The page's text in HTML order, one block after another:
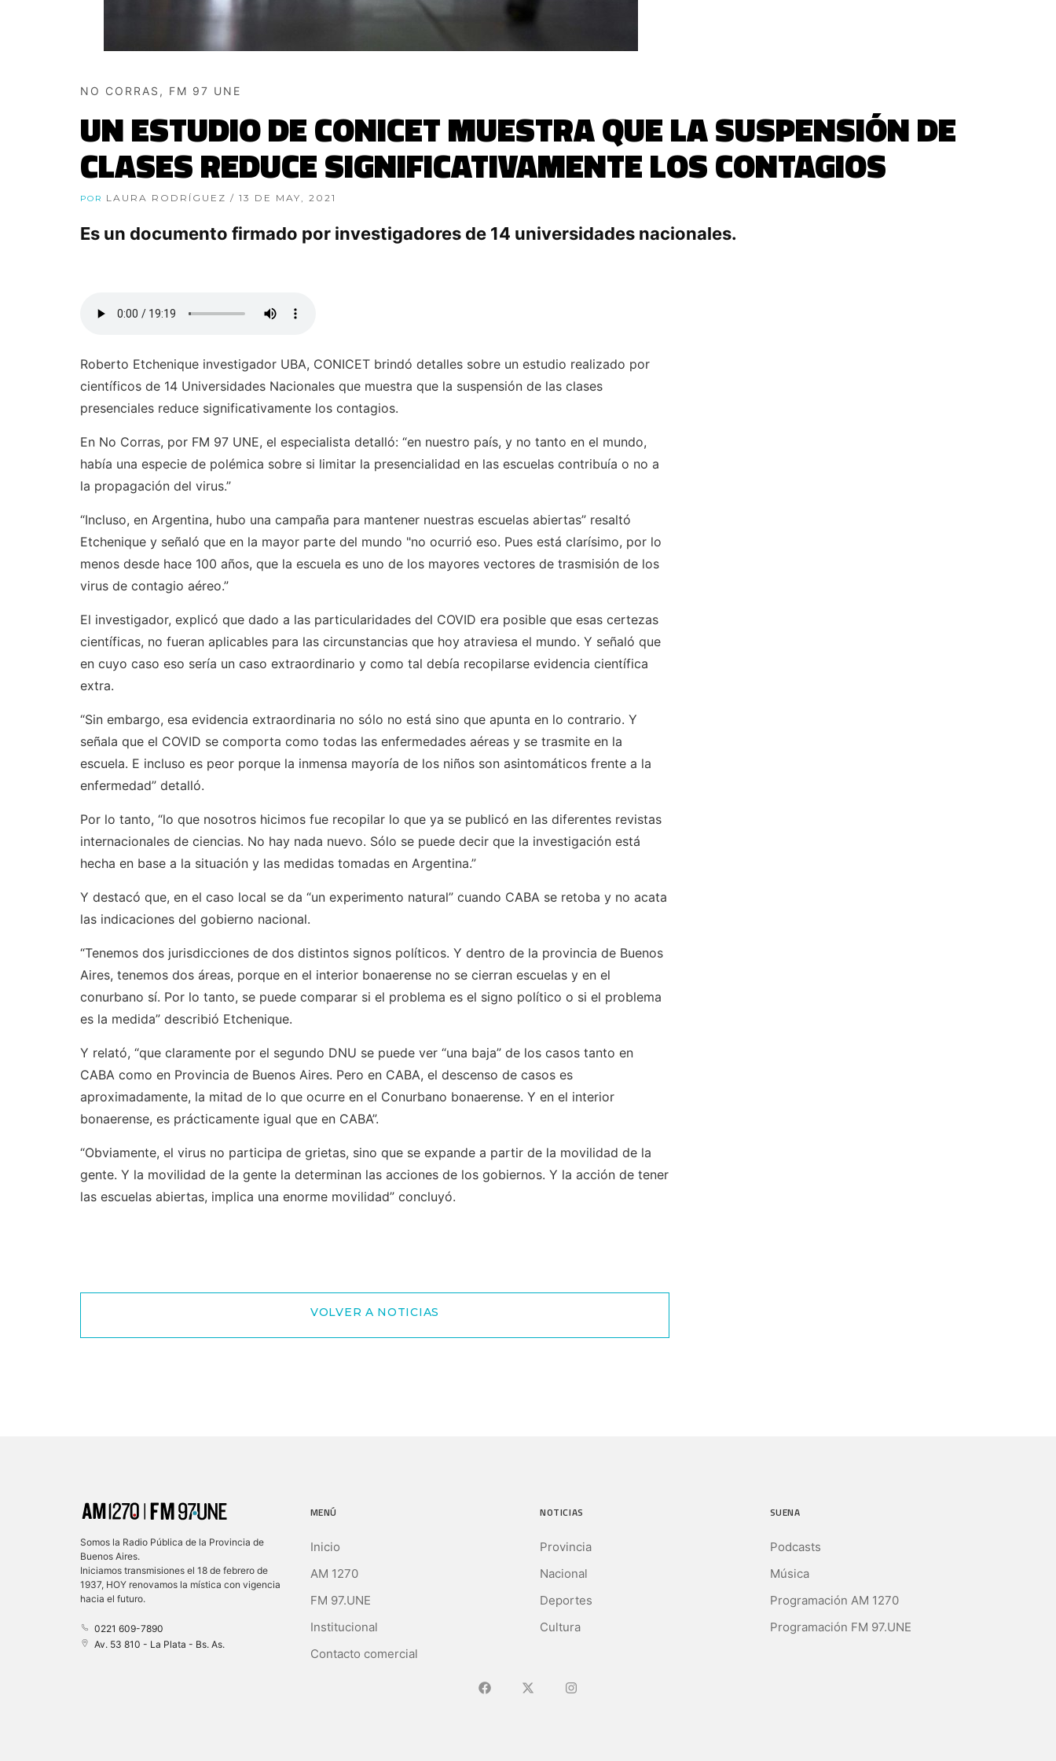
NO CORRAS, FM 97 UNE
UN ESTUDIO DE CONICET MUESTRA QUE LA SUSPENSIÓN DE
CLASES REDUCE SIGNIFICATIVAMENTE LOS CONTAGIOS
POR LAURA RODRÍGUEZ / 13 DE MAY, 2021
Es un documento firmado por investigadores de 14 universidades nacionales.
Roberto Etchenique investigador UBA, CONICET brindó detalles sobre un estudio realizado por
científicos de 14 Universidades Nacionales que muestra que la suspensión de las clases
presenciales reduce significativamente los contagios.
En No Corras, por FM 97 UNE, el especialista detalló: “en nuestro país, y no tanto en el mundo,
había una especie de polémica sobre si limitar la presencialidad en las escuelas contribuía o no a
la propagación del virus.”
“Incluso, en Argentina, hubo una campaña para mantener nuestras escuelas abiertas” resaltó
Etchenique y señaló que en la mayor parte del mundo "no ocurrió eso. Pues está clarísimo, por lo
menos desde hace 100 años, que la escuela es uno de los mayores vectores de trasmisión de los
virus de contagio aéreo.”
El investigador, explicó que dado a las particularidades del COVID era posible que esas certezas
científicas, no fueran aplicables para las circunstancias que hoy atraviesa el mundo. Y señaló que
en cuyo caso eso sería un caso extraordinario y como tal debía recopilarse evidencia científica
extra.
“Sin embargo, esa evidencia extraordinaria no sólo no está sino que apunta en lo contrario. Y
señala que el COVID se comporta como todas las enfermedades aéreas y se trasmite en la
escuela. E incluso es peor porque la inmensa mayoría de los niños son asintomáticos frente a la
enfermedad” detalló.
Por lo tanto, “lo que nosotros hicimos fue recopilar lo que ya se publicó en las diferentes revistas
internacionales de ciencias. No hay nada nuevo. Sólo se puede decir que la investigación está
hecha en base a la situación y las medidas tomadas en Argentina.”
Y destacó que, en el caso local se da “un experimento natural” cuando CABA se retoba y no acata
las indicaciones del gobierno nacional.
“Tenemos dos jurisdicciones de dos distintos signos políticos. Y dentro de la provincia de Buenos
Aires, tenemos dos áreas, porque en el interior bonaerense no se cierran escuelas y en el
conurbano sí. Por lo tanto, se puede comparar si el problema es el signo político o si el problema
es la medida” describió Etchenique.
Y relató, “que claramente por el segundo DNU se puede ver “una baja” de los casos tanto en
CABA como en Provincia de Buenos Aires. Pero en CABA, el descenso de casos es
aproximadamente, la mitad de lo que ocurre en el Conurbano bonaerense. Y en el interior
bonaerense, es prácticamente igual que en CABA”.
“Obviamente, el virus no participa de grietas, sino que se expande a partir de la movilidad de la
gente. Y la movilidad de la gente la determinan las acciones de los gobiernos. Y la acción de tener
las escuelas abiertas, implica una enorme movilidad” concluyó.
VOLVER A NOTICIAS
Somos la Radio Pública de la Provincia de
Buenos Aires.
Iniciamos transmisiones el 18 de febrero de
1937, HOY renovamos la mística con vigencia
hacia el futuro.
0221 609-7890
Av. 53 810 - La Plata - Bs. As.
MENÚ
Inicio
AM 1270
FM 97.UNE
Institucional
Contacto comercial
NOTICIAS
Provincia
Nacional
Deportes
Cultura
SUENA
Podcasts
Música
Programación AM 1270
Programación FM 97.UNE
Ir a FacebookIr a X (Ex-Twitter)
Ir a